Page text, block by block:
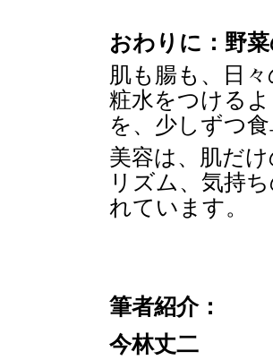
おわりに：野
肌も腸も、日
粧水をつける
を、少しずつ
美容は、肌だ
リズム、気持
れています。
筆者紹介：
今林丈二